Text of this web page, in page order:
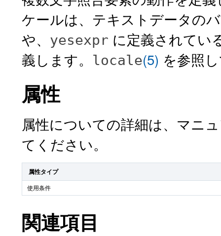
ケールは、テキストデータの
や、
yesexpr に定義されてい
義します。
locale(5) を参照
属性
属性についての詳細は、マニ
てください。
属性タイプ
使用条件
関連項目